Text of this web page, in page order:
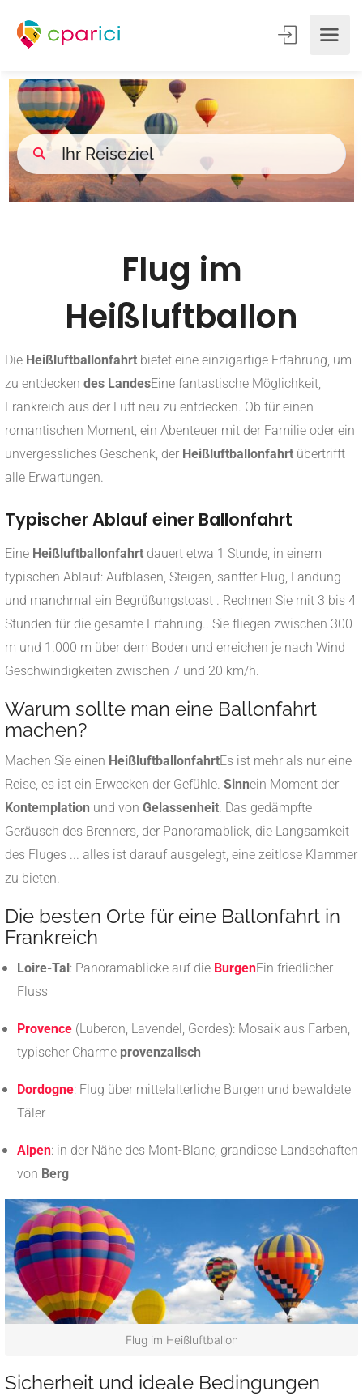
Flug im
Heißluftballon
Die Heißluftballonfahrt bietet eine einzigartige Erfahrung, um
zu entdecken des LandesEine fantastische Möglichkeit,
Frankreich aus der Luft neu zu entdecken. Ob für einen
romantischen Moment, ein Abenteuer mit der Familie oder ein
unvergessliches Geschenk, der Heißluftballonfahrt übertrifft
alle Erwartungen.
Typischer Ablauf einer Ballonfahrt
Eine Heißluftballonfahrt dauert etwa 1 Stunde, in einem
typischen Ablauf: Aufblasen, Steigen, sanfter Flug, Landung
und manchmal ein Begrüßungstoast
Rechnen Sie mit 3 bis 4
Stunden für die gesamte Erfahrung.
Sie fliegen zwischen 300
m und 1.000 m über dem Boden und erreichen je nach Wind
Geschwindigkeiten zwischen 7 und 20 km/h.
Warum sollte man eine Ballonfahrt
machen?
Machen Sie einen HeißluftballonfahrtEs ist mehr als nur eine
Reise, es ist ein Erwecken der Gefühle. Sinnein Moment der
Kontemplation und von Gelassenheit . Das gedämpfte
Geräusch des Brenners, der Panoramablick, die Langsamkeit
des Fluges ... alles ist darauf ausgelegt, eine zeitlose Klammer
zu bieten.
Die besten Orte für eine Ballonfahrt in
Frankreich
Loire-Tal: Panoramablicke auf die BurgenEin friedlicher
Fluss
Provence (Luberon, Lavendel, Gordes): Mosaik aus Farben,
typischer Charme provenzalisch
Dordogne: Flug über mittelalterliche Burgen und bewaldete
Täler
Alpen: in der Nähe des Mont-Blanc, grandiose Landschaften
von Berg
Flug im Heißluftballon
Sicherheit und ideale Bedingungen